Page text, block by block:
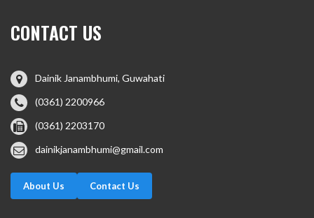
CONTACT US
Dainik Janambhumi, Guwahati
(0361) 2200966
(0361) 2203170
dainikjanambhumi@gmail.com
About Us Contact Us